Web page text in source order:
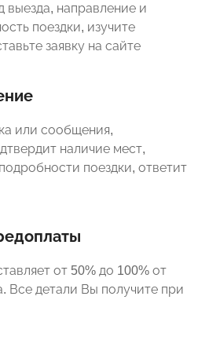
выезда, направление и
поездки, изучите
заявку на сайте
или сообщения,
наличие мест,
поездки, ответит
от 50% до 100% от
Все детали Вы получите при